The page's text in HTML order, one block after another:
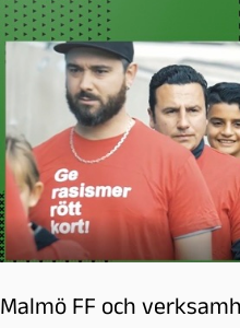
Malmö FF och